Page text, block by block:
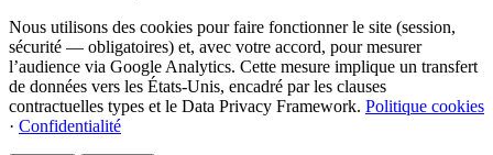
Nous utilisons des cookies pour faire fonctionner le site (session,
sécurité — obligatoires) et, avec votre accord, pour mesurer
l’audience via Google Analytics. Cette mesure implique un transfert
de données vers les États-Unis, encadré par les clauses
contractuelles types et le Data Privacy Framework. Politique cookies
· Confidentialité